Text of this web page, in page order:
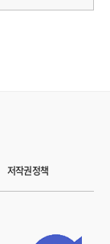
저작권정책